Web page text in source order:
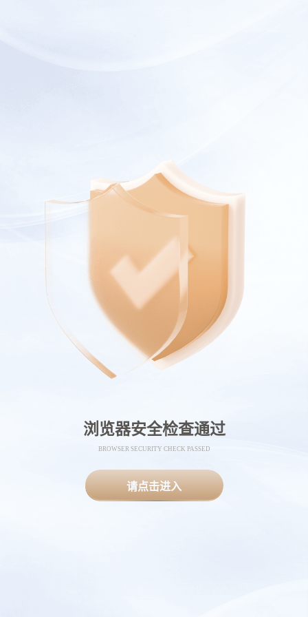
浏览器安全检查通过
BROWSER SECURITY CHECK PASSED
请点击进入